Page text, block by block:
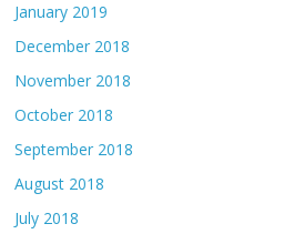
January 2019
December 2018
November 2018
October 2018
September 2018
August 2018
July 2018